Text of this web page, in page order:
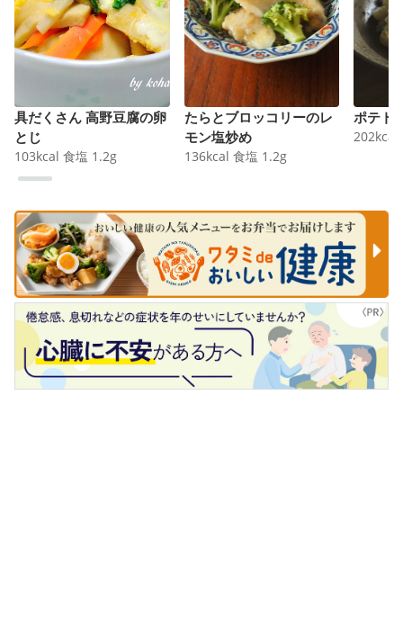
具だくさん 高野豆腐の卵
とじ
103kcal 食塩 1.2g
たらとブロッコリーのレ
モン塩炒め
136kcal 食塩 1.2g
ポテト
202kcal